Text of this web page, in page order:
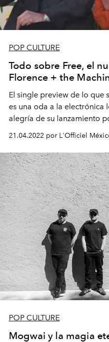
POP CULTURE
Todo sobre Free, el
Florence + the
El single preview de lo que
es una oda a la electrónica
alegría de su lanzamiento
21.04.2022 por L'Officiel
POP CULTURE
Mogwai y la magia